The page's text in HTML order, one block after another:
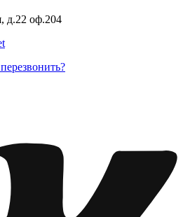
д.22 оф.204